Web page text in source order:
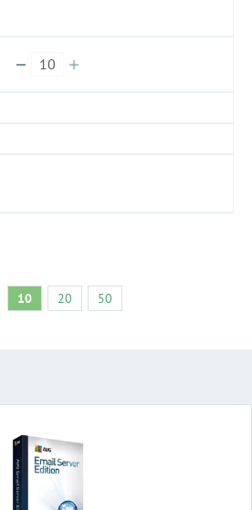
10 20 50